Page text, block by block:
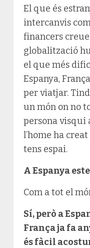
El que és
intercanvis
financers
globalització
el que més
Espanya,
per viatjar.
un món on no
persona visqui
l’home ha
tens espai.
A Espanya
Com a tot el
Sí, però a
França ja fa
és fàcil